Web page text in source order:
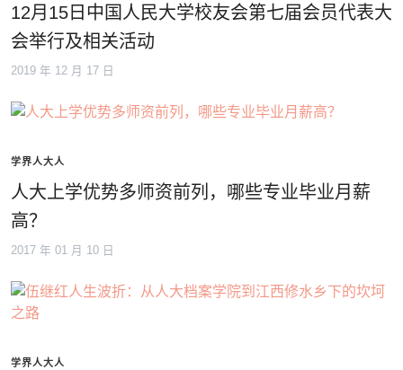
12月15日中国人民大学校友会第七届会员代表大
会举行及相关活动
2019 年 12 月 17 日
学界人大人
人大上学优势多师资前列，哪些专业毕业月薪
高？
2017 年 01 月 10 日
学界人大人